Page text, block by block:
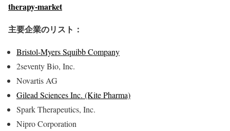
therapy-market
主要企業のリスト：
Bristol-Myers Squibb Company
2seventy Bio, Inc.
Novartis AG
Gilead Sciences Inc. (Kite Pharma)
Spark Therapeutics, Inc.
Nipro Corporation